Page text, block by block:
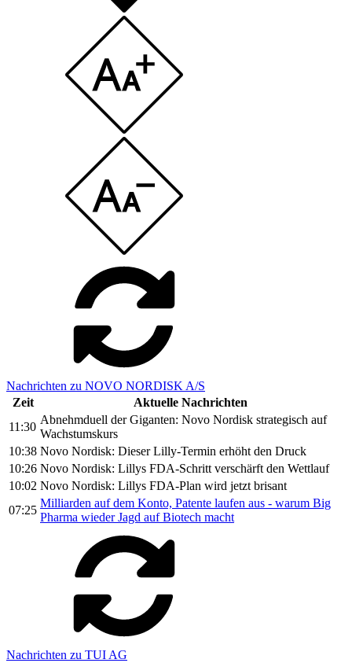
Nachrichten zu NOVO NORDISK A/S
Zeit
Aktuelle Nachrichten
11:30
Abnehmduell der Giganten: Novo Nordisk strategisch auf
Wachstumskurs
10:38 Novo Nordisk: Dieser Lilly-Termin erhöht den Druck
10:26 Novo Nordisk: Lillys FDA-Schritt verschärft den Wettlauf
10:02 Novo Nordisk: Lillys FDA-Plan wird jetzt brisant
07:25
Milliarden auf dem Konto, Patente laufen aus - warum Big
Pharma wieder Jagd auf Biotech macht
Nachrichten zu TUI AG